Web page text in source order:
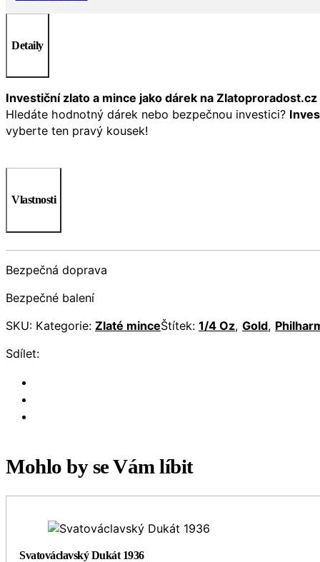
Detaily
Investiční zlato a mince jako dárek na Zlatoproradost.cz
Hledáte hodnotný dárek nebo bezpečnou investici?
vyberte ten pravý kousek!
Vlastnosti
Bezpečná doprava
Bezpečné balení
SKU: Kategorie: Zlaté minceŠtítek: 1/4 Oz, Gold,
Sdílet:
Mohlo by se Vám líbit
Svatováclavský Dukát 1936